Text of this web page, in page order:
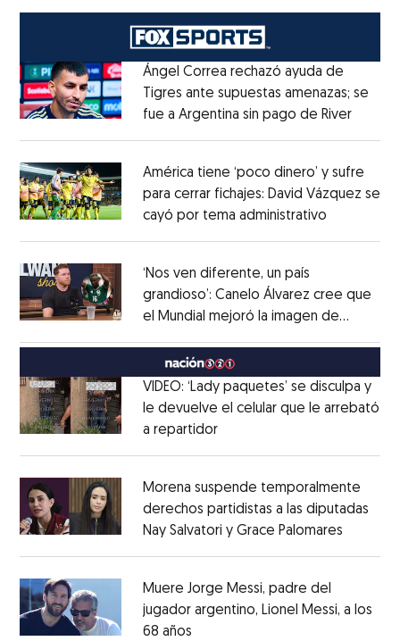
Ángel Correa rechazó ayuda de
Tigres ante supuestas amenazas; se
fue a Argentina sin pago de RiverOpens
América tiene ‘poco dinero’ y sufre
para cerrar fichajes: David Vázquez se
cayó por tema administrativo
‘Nos ven diferente, un país
grandioso’: Canelo Álvarez cree que
el Mundial mejoró la imagen de
MéxicoOpens in new window
VIDEO: ‘Lady paquetes’ se disculpa y
le devuelve el celular que le arrebató
a repartidorOpens in new window
Morena suspende temporalmente
derechos partidistas a las diputadas
Nay Salvatori y Grace Palomares
Muere Jorge Messi, padre del
jugador argentino, Lionel Messi, a los
68 años